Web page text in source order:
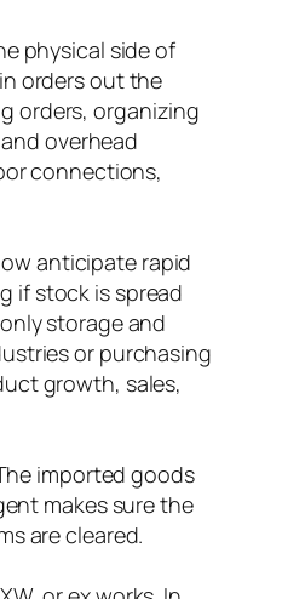
physical side of
orders out the
orders, organizing
overhead
connections,
anticipate rapid
if stock is spread
storage and
or purchasing
growth, sales,
imported goods
makes sure the
are cleared.